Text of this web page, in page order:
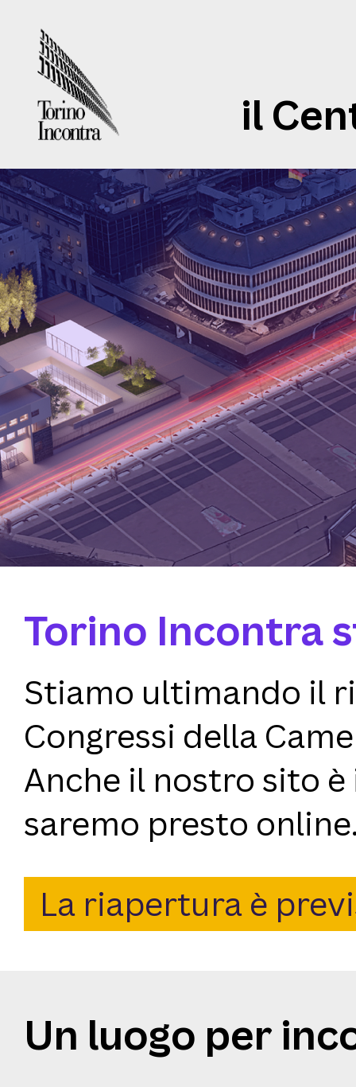
il
Torino Incontra
Stiamo ultimando il
Congressi della
Anche il nostro sito
saremo presto
La riapertura è
Un luogo per